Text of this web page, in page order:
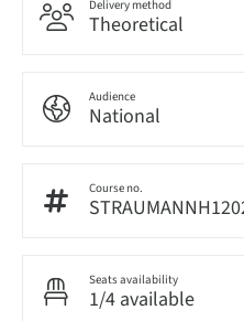
Delivery method
Theoretical
Audience
National
Course no.
Seats availability
1/4 available